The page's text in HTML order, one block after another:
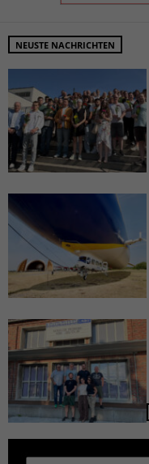
NEUSTE NACHRICHTEN